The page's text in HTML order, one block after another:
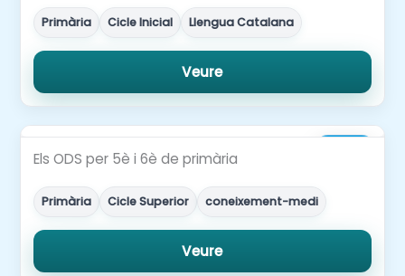
Primària Cicle Inicial Llengua Catalana
Veure
Els ODS per 5è i 6è de primària
Primària Cicle Superior coneixement-medi
Veure